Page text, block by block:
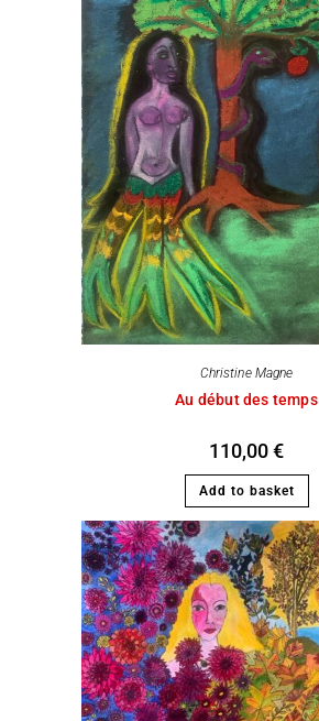
Christine Magne
Au début des temps
110,00€
Add to basket